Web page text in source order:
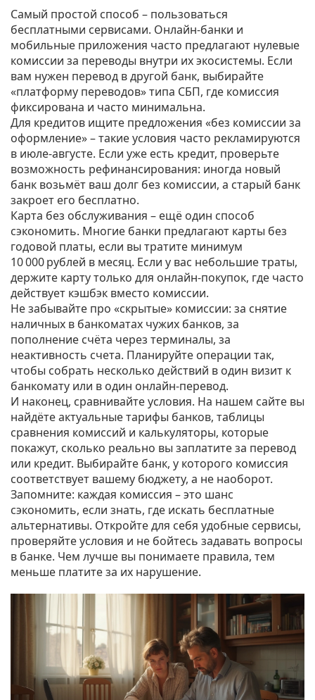
Самый простой способ – пользоваться
бесплатными сервисами. Онлайн‑банки и
мобильные приложения часто предлагают нулевые
комиссии за переводы внутри их экосистемы. Если
вам нужен перевод в другой банк, выбирайте
«платформу переводов» типа СБП, где комиссия
фиксирована и часто минимальна.
Для кредитов ищите предложения «без комиссии за
оформление» – такие условия часто рекламируются
в июле‑августе. Если уже есть кредит, проверьте
возможность рефинансирования: иногда новый
банк возьмёт ваш долг без комиссии, а старый банк
закроет его бесплатно.
Карта без обслуживания – ещё один способ
сэкономить. Многие банки предлагают карты без
годовой платы, если вы тратите минимум
10 000 рублей в месяц. Если у вас небольшие траты,
держите карту только для онлайн‑покупок, где часто
действует кэшбэк вместо комиссии.
Не забывайте про «скрытые» комиссии: за снятие
наличных в банкоматах чужих банков, за
пополнение счёта через терминалы, за
неактивность счета. Планируйте операции так,
чтобы собрать несколько действий в один визит к
банкомату или в один онлайн‑перевод.
И наконец, сравнивайте условия. На нашем сайте вы
найдёте актуальные тарифы банков, таблицы
сравнения комиссий и калькуляторы, которые
покажут, сколько реально вы заплатите за перевод
или кредит. Выбирайте банк, у которого комиссия
соответствует вашему бюджету, а не наоборот.
Запомните: каждая комиссия – это шанс
сэкономить, если знать, где искать бесплатные
альтернативы. Откройте для себя удобные сервисы,
проверяйте условия и не бойтесь задавать вопросы
в банке. Чем лучше вы понимаете правила, тем
меньше платите за их нарушение.